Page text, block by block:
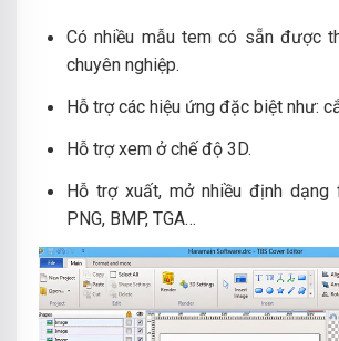
Có nhiều mẫu tem có sẵn được
chuyên nghiệp.
Hỗ trợ các hiệu ứng đặc biệt như:
Hỗ trợ xem ở chế độ 3D.
Hỗ trợ xuất, mở nhiều định dạng
PNG, BMP, TGA…